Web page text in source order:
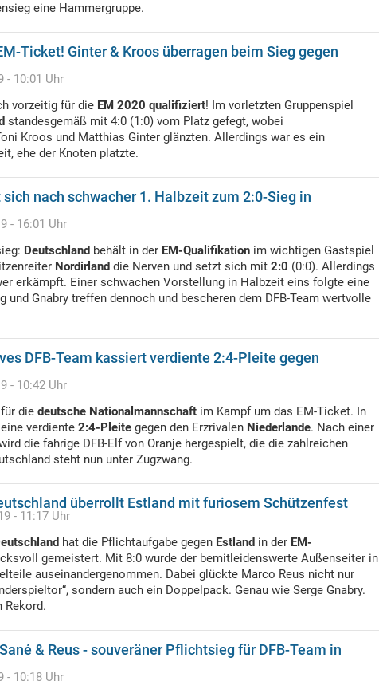
eine Hammergruppe.
Ticket! Ginter & Kroos überragen beim Sieg gegen
- 10:01 Uhr
vorzeitig für die EM 2020 qualifiziert! Im vorletzten Gruppenspiel
standesgemäß mit 4:0 (1:0) vom Platz gefegt, wobei
Kroos und Matthias Ginter glänzten. Allerdings war es ein
ehe der Knoten platzte.
sich nach schwacher 1. Halbzeit zum 2:0-Sieg in
- 16:01 Uhr
Deutschland behält in der EM-Qualifikation im wichtigen Gastspiel
Nordirland die Nerven und setzt sich mit 2:0 (0:0). Allerdings
erkämpft. Einer schwachen Vorstellung in Halbzeit eins folgte eine
und Gnabry treffen dennoch und bescheren dem DFB-Team wertvolle
DFB-Team kassiert verdiente 2:4-Pleite gegen
- 10:42 Uhr
die deutsche Nationalmannschaft im Kampf um das EM-Ticket. In
verdiente 2:4-Pleite gegen den Erzrivalen Niederlande. Nach einer
die fahrige DFB-Elf von Oranje hergespielt, die die zahlreichen
steht nun unter Zugzwang.
überrollt Estland mit furiosem Schützenfest
- 11:17 Uhr
hat die Pflichtaufgabe gegen Estland in der EM-
gemeistert. Mit 8:0 wurde der bemitleidenswerte Außenseiter in
auseinandergenommen. Dabei glückte Marco Reus nicht nur
sondern auch ein Doppelpack. Genau wie Serge Gnabry.
Rekord.
& Reus - souveräner Pflichtsieg für DFB-Team in
- 10:18 Uhr